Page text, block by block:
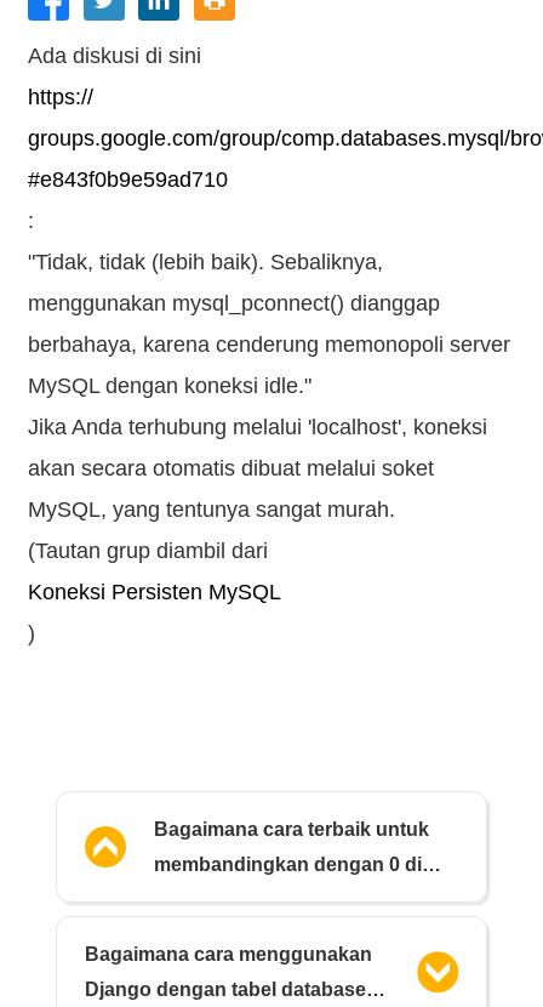
Ada diskusi di sini
https://
groups.google.com/group/comp.databases.mysql/
#e843f0b9e59ad710
:
"Tidak, tidak (lebih baik). Sebaliknya,
menggunakan mysql_pconnect() dianggap
berbahaya, karena cenderung memonopoli server
MySQL dengan koneksi idle."
Jika Anda terhubung melalui 'localhost', koneksi
akan secara otomatis dibuat melalui soket
MySQL, yang tentunya sangat murah.
(Tautan grup diambil dari
Koneksi Persisten MySQL
)
Bagaimana cara terbaik untuk
membandingkan dengan 0 di
PHP?
Bagaimana cara menggunakan
Django dengan tabel database